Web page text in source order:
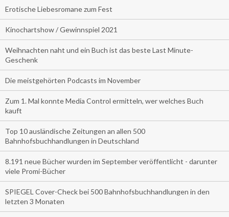
Erotische Liebesromane zum Fest
Kinochartshow / Gewinnspiel 2021
Weihnachten naht und ein Buch ist das beste Last Minute-
Geschenk
Die meistgehörten Podcasts im November
Zum 1. Mal konnte Media Control ermitteln, wer welches Buch
kauft
Top 10 ausländische Zeitungen an allen 500
Bahnhofsbuchhandlungen in Deutschland
8.191 neue Bücher wurden im September veröffentlicht - darunter
viele Promi-Bücher
SPIEGEL Cover-Check bei 500 Bahnhofsbuchhandlungen in den
letzten 3 Monaten